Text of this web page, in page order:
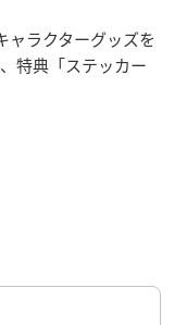
ャラクターグッズを
特典「ステッカー